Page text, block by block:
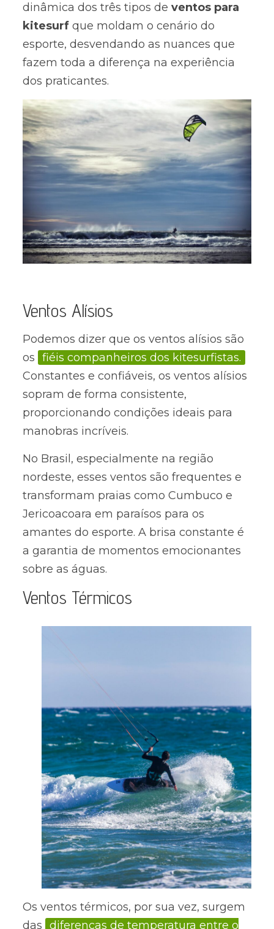
dinâmica dos três tipos de ventos para
kitesurfque moldam o cenário do
esporte, desvendando as nuances que
fazem toda a diferença na experiência
dos praticantes.
Ventos Alísios
Podemos dizer que os ventos alísios são
os fiéis companheiros dos kitesurfistas.
Constantes e confiáveis, os ventos alísios
sopram de forma consistente,
proporcionando condições ideais para
manobras incríveis.
No Brasil, especialmente na região
nordeste, esses ventos são frequentes e
transformam praias como Cumbuco e
Jericoacoara em paraísos para os
amantes do esporte. A brisa constante é
a garantia de momentos emocionantes
sobre as águas.
Ventos Térmicos
Os ventos térmicos, por sua vez, surgem
das diferenças de temperatura entre o